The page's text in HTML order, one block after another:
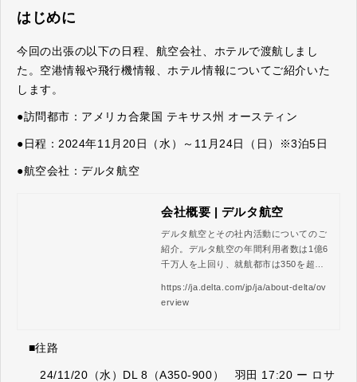
はじめに
今回の出張の以下の日程、航空会社、ホテルで渡航しまし
た。空港情報や飛行機情報、ホテル情報についてご紹介いた
します。
●訪問都市：アメリカ合衆国 テキサス州 オースティン
●日程：2024年11月20日（水）～11月24日（日）※3泊5日
●航空会社：デルタ航空
会社概要 | デルタ航空
デルタ航空とその社内活動についてのご
紹介。デルタ航空の年間利用者数は1億6
千万人を上回り、就航都市は350を超え
https://ja.delta.com/jp/ja/about-delta/ov
erview
■往路
24/11/20（水）DL 8（A350-900） 羽田 17:20 ー ロサ